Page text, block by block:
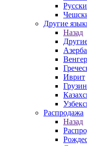
Другие
Назад
Иврит
Распродажа
Назад